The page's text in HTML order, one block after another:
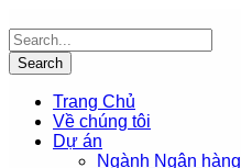
Trang Chủ
Về chúng tôi
Dự án
Ngành Ngân hàng